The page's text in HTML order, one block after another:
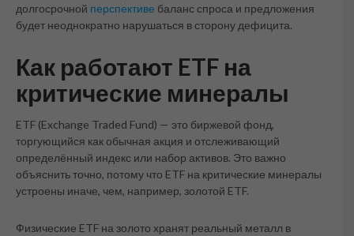
долгосрочной перспективе баланс спроса и предложения
будет неоднократно нарушаться в сторону дефицита.
Как работают ETF на
критические минералы
ETF (Exchange Traded Fund) — это биржевой фонд,
торгующийся как обычная акция и отслеживающий
определённый индекс или набор активов. Это важно
объяснить точно, потому что ETF на критические минералы
устроены иначе, чем, например, золотой ETF.
Физические ETF на золото хранят реальный металл в